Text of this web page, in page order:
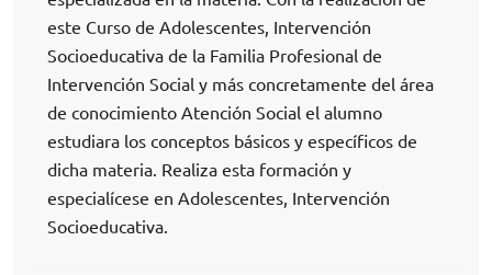
este Curso de Adolescentes, Intervención
Socioeducativa de la Familia Profesional de
Intervención Social y más concretamente del área
de conocimiento Atención Social el alumno
estudiara los conceptos básicos y específicos de
dicha materia. Realiza esta formación y
especialícese en Adolescentes, Intervención
Socioeducativa.